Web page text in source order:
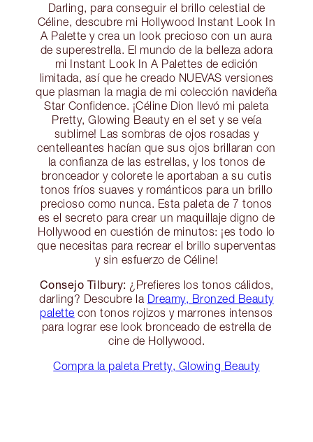
Darling, para conseguir el brillo celestial de
Céline, descubre mi Hollywood Instant Look In
A Palette y crea un look precioso con un aura
de superestrella. El mundo de la belleza adora
mi Instant Look In A Palettes de edición
limitada, así que he creado NUEVAS versiones
que plasman la magia de mi colección navideña
Star Confidence. ¡Céline Dion llevó mi paleta
Pretty, Glowing Beauty en el set y se veía
sublime! Las sombras de ojos rosadas y
centelleantes hacían que sus ojos brillaran con
la confianza de las estrellas, y los tonos de
bronceador y colorete le aportaban a su cutis
tonos fríos suaves y románticos para un brillo
precioso como nunca. Esta paleta de 7 tonos
es el secreto para crear un maquillaje digno de
Hollywood en cuestión de minutos: ¡es todo lo
que necesitas para recrear el brillo superventas
y sin esfuerzo de Céline!
Consejo Tilbury: ¿Prefieres los tonos cálidos,
darling? Descubre la Dreamy, Bronzed Beauty
palette con tonos rojizos y marrones intensos
para lograr ese look bronceado de estrella de
cine de Hollywood.
Compra la paleta Pretty, Glowing Beauty